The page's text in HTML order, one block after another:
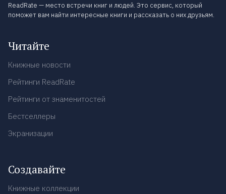
ReadRate — место встречи книг и людей. Это сервис, который
поможет вам найти интересные книги и рассказать о них друзьям.
Читайте
Книжные новости
Рейтинги ReadRate
Рейтинги от знаменитостей
Бестселлеры
Экранизации
Создавайте
Книжные коллекции